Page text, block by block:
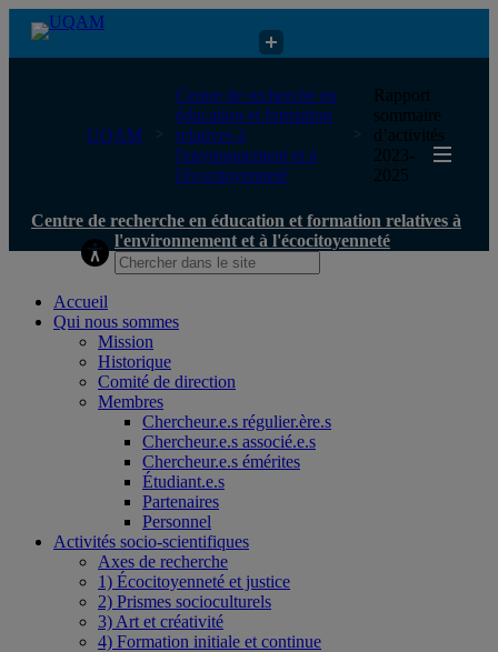
Centre de recherche en éducation et formation relatives à
l'environnement et à l'écocitoyenneté
UQAM
Centre de recherche en
éducation et formation
relatives à
l'environnement et à
l'écocitoyenneté
Rapport
sommaire
d’activités
2023-
2025
Centre de recherche en éducation et formation relatives à
l'environnement et à l'écocitoyenneté
Accueil
Qui nous sommes
Mission
Historique
Comité de direction
Membres
Chercheur.e.s régulier.ère.s
Chercheur.e.s associé.e.s
Chercheur.e.s émérites
Étudiant.e.s
Partenaires
Personnel
Activités socio-scientifiques
Axes de recherche
1) Écocitoyenneté et justice
2) Prismes socioculturels
3) Art et créativité
4) Formation initiale et continue